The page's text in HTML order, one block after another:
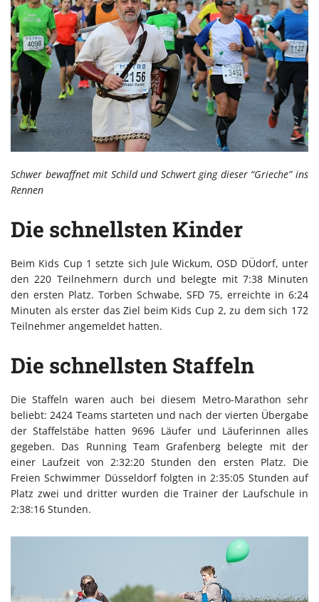
Schwer bewaffnet mit Schild und Schwert ging dieser “Grieche” ins
Rennen
Die schnellsten Kinder
Beim Kids Cup 1 setzte sich Jule Wickum, OSD DÜdorf, unter
den 220 Teilnehmern durch und belegte mit 7:38 Minuten
den ersten Platz. Torben Schwabe, SFD 75, erreichte in 6:24
Minuten als erster das Ziel beim Kids Cup 2, zu dem sich 172
Teilnehmer angemeldet hatten.
Die schnellsten Staffeln
Die Staffeln waren auch bei diesem Metro-Marathon sehr
beliebt: 2424 Teams starteten und nach der vierten Übergabe
der Staffelstäbe hatten 9696 Läufer und Läuferinnen alles
gegeben. Das Running Team Grafenberg belegte mit der
einer Laufzeit von 2:32:20 Stunden den ersten Platz. Die
Freien Schwimmer Düsseldorf folgten in 2:35:05 Stunden auf
Platz zwei und dritter wurden die Trainer der Laufschule in
2:38:16 Stunden.